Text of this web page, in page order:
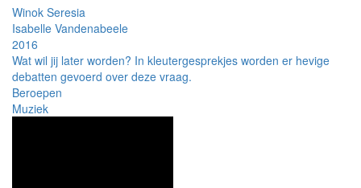
Winok Seresia
Isabelle Vandenabeele
2016
Wat wil jij later worden? In kleutergesprekjes worden er hevige
debatten gevoerd over deze vraag.
Beroepen
Muziek